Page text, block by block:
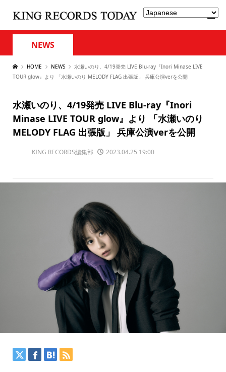
NEWS
HOME NEWS
水瀬いのり、4/19発売 LIVE Blu-ray『Inori Minase LIVE
TOUR glow』より 「水瀬いのり MELODY FLAG 出張版」 兵庫公演verを公開
水瀬いのり、4/19発売 LIVE Blu-ray『Inori
Minase LIVE TOUR glow』より 「水瀬いのり
MELODY FLAG 出張版」 兵庫公演verを公開
KING RECORDS編集部 2023.04.25 19:00